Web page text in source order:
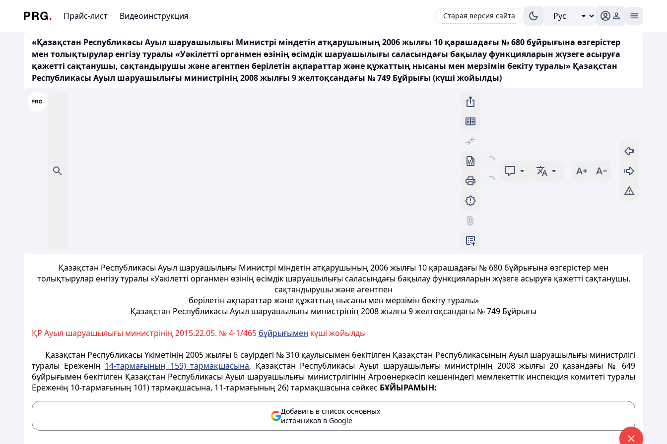
Прайс-лист Видеоинструкция Старая версия сайта
«Қазақстан Республикасы Ауыл шаруашылығы Министрі міндетін атқарушының 2006 жылғы 10 қарашадағы № 680 бұйрығына өзгерістер
мен толықтырулар енгізу туралы «Уәкілетті органмен өзінің өсімдік шаруашылығы саласындағы бақылау функцияларын жүзеге асыруға
қажетті сақтанушы, сақтандырушы және агентпен берілетін ақпараттар және құжаттың нысаны мен мерзімін бекіту туралы» Қазақстан
Республикасы Ауыл шаруашылығы министрінің 2008 жылғы 9 желтоқсандағы № 749 Бұйрығы (күші жойылды)
Қазақстан Республикасы Ауыл шаруашылығы Министрі міндетін атқарушының 2006 жылғы 10 қарашадағы № 680 бұйрығына өзгерістер мен
толықтырулар енгізу туралы «Уәкілетті органмен өзінің өсімдік шаруашылығы саласындағы бақылау функцияларын жүзеге асыруға қажетті сақтанушы,
сақтандырушы және агентпен
берілетін ақпараттар және құжаттың нысаны мен мерзімін бекіту туралы»
Қазақстан Республикасы Ауыл шаруашылығы министрінің 2008 жылғы 9 желтоқсандағы № 749 Бұйрығы
ҚР Ауыл шаруашылығы министрінің 2015.22.05. № 4-1/465 бұйрығымен күші жойылды
Қазақстан Республикасы Үкіметінің 2005 жылғы 6 сәуірдегі № 310 қаулысымен бекітілген Қазақстан Республикасының Ауыл шаруашылығы министрлігі
туралы Ереженің 14-тармағының 159) тармақшасына, Қазақстан Республикасы Ауыл шаруашылығы министрінің 2008 жылғы 20 қазандағы № 649
бұйрығымен бекітілген Қазақстан Республикасы Ауыл шаруашылығы министрлігінің Агроөнеркәсіп кешеніндегі мемлекеттік инспекция комитеті туралы
Ереженің 10-тармағының 101) тармақшасына, 11-тармағының 26) тармақшасына сәйкес БҰЙЫРАМЫН:
Добавить в список основных
источников в Google